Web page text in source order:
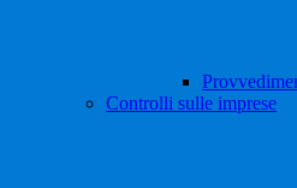
Controlli sulle imprese